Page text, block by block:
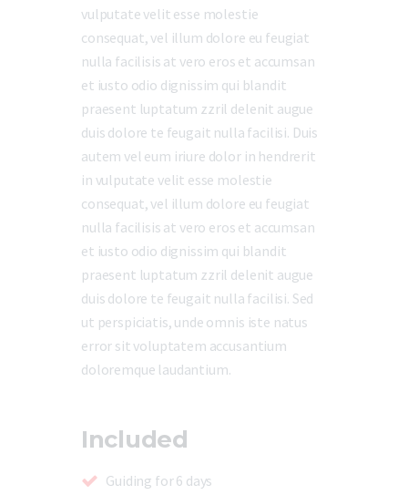
vulputate velit esse molestie
consequat, vel illum dolore eu feugiat
nulla facilisis at vero eros et accumsan
et iusto odio dignissim qui blandit
praesent luptatum zzril delenit augue
duis dolore te feugait nulla facilisi. Duis
autem vel eum iriure dolor in hendrerit
in vulputate velit esse molestie
consequat, vel illum dolore eu feugiat
nulla facilisis at vero eros et accumsan
et iusto odio dignissim qui blandit
praesent luptatum zzril delenit augue
duis dolore te feugait nulla facilisi. Sed
ut perspiciatis, unde omnis iste natus
error sit voluptatem accusantium
doloremque laudantium.
Included
Guiding for 6 days